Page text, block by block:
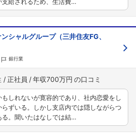
ローしました
シャルグループ（三井住友FG、
銀行業
正社員 年収700万円
しれないが寛容的であり、社内恋愛をし
ずいる。しかし支店内では隠しながらつ
る。聞いたはなしでは結…